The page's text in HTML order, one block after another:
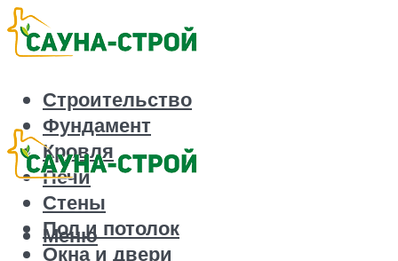
Строительство
Фундамент
Кровля
Печи
Стены
Пол и потолок
Окна и двери
Меню